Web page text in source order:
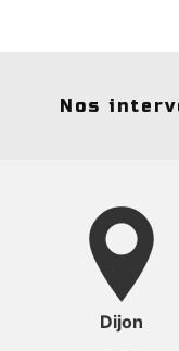
Nos
Dijon